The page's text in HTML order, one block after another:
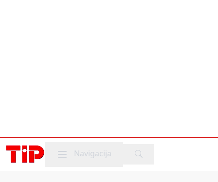
Mobile menu
Navigacija